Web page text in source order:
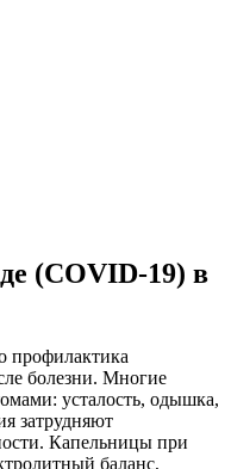
(COVID-19) в
профилактика
болезни. Многие
усталость, одышка,
затрудняют
Капельницы при
баланс,